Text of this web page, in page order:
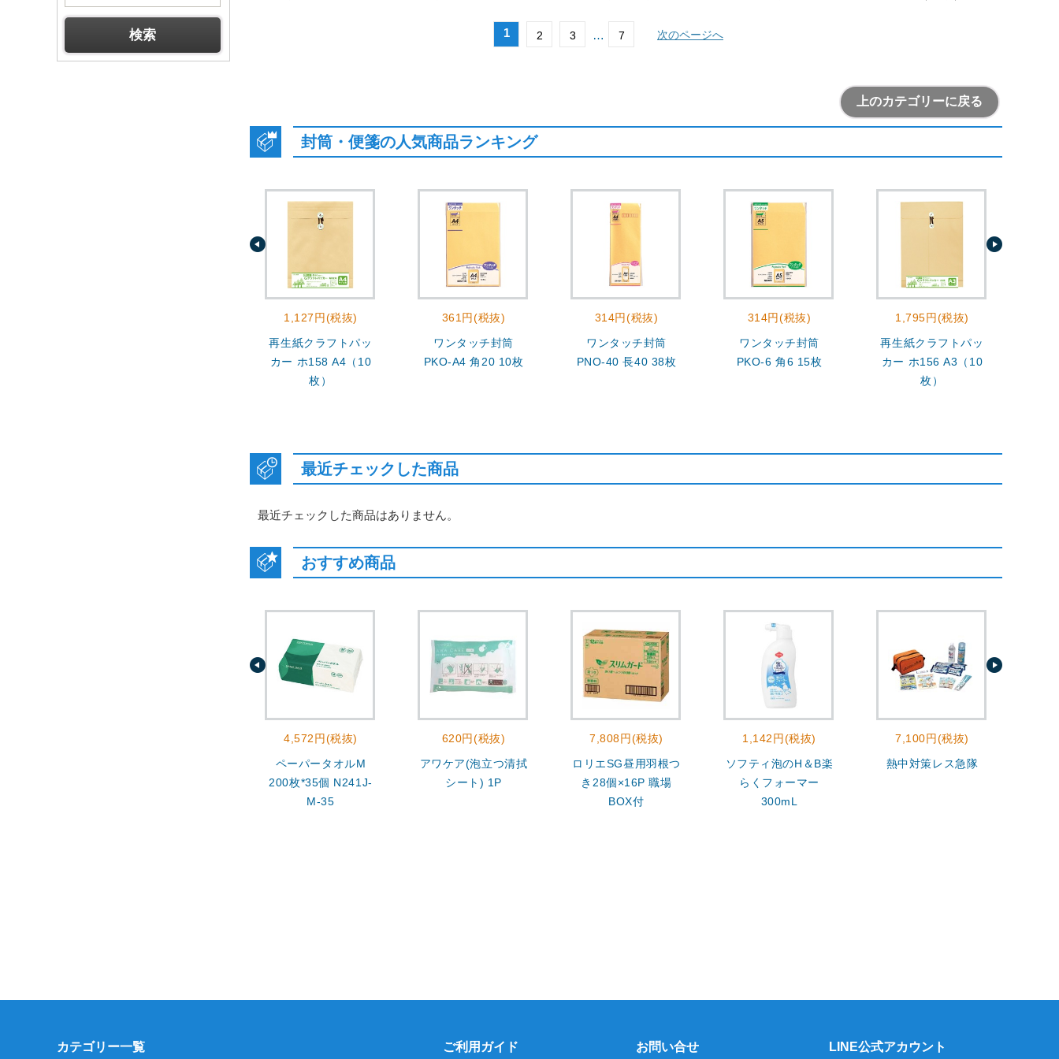
1 2 3 … 7 次のページへ
上のカテゴリーに戻る
封筒・便箋の人気商品ランキング
1,127円(税抜)
再生紙クラフトパッ
カー ホ158 A4（10
枚）
361円(税抜)
ワンタッチ封筒
PKO-A4 角20 10枚
314円(税抜)
ワンタッチ封筒
PNO-40 長40 38枚
314円(税抜)
ワンタッチ封筒
PKO-6 角6 15枚
1,795円(税抜)
再生紙クラフトパッ
カー ホ156 A3（10
枚）
最近チェックした商品
最近チェックした商品はありません。
おすすめ商品
4,572円(税抜)
ペーパータオルM
200枚*35個 N241J-
M-35
620円(税抜)
アワケア(泡立つ清拭
シート) 1P
7,808円(税抜)
ロリエSG昼用羽根つ
き28個×16P 職場
BOX付
1,142円(税抜)
ソフティ泡のH＆B楽
らくフォーマー
300mL
7,100円(税抜)
熱中対策レス急隊
カテゴリー一覧 ご利用ガイド お問い合せ LINE公式アカウント